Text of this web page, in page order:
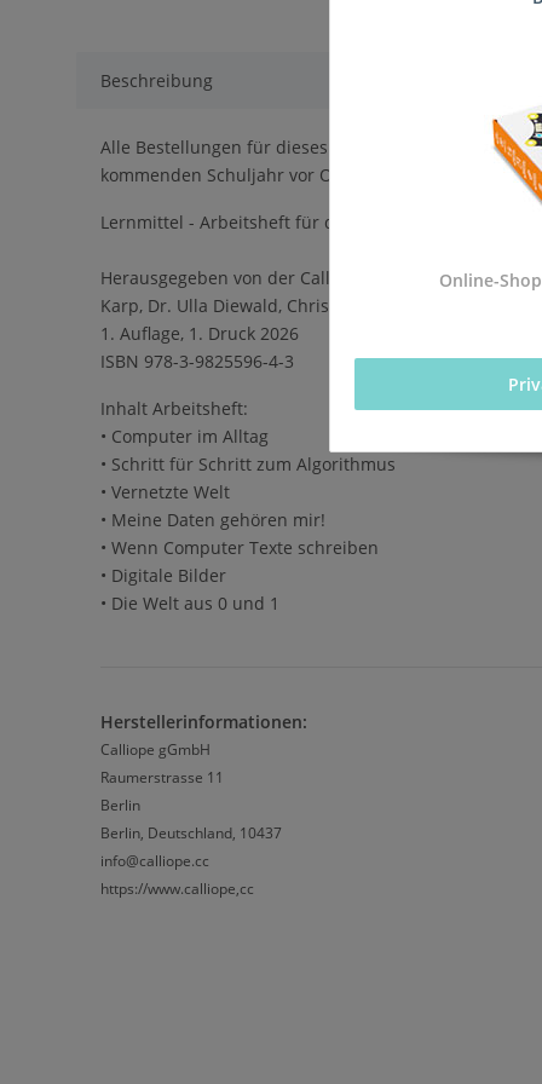
Beschreibung
Alle Bestellungen für dieses Produkt werden direkt
kommenden Schuljahr vor Ort sind.
Lernmittel - Arbeitsheft für die Einführung des
Herausgegeben von der Calliope gGmbH in
Karp, Dr. Ulla Diewald, Christian Heinz, Oliver
1. Auflage, 1. Druck 2026
ISBN 978-3-9825596-4-3
Inhalt Arbeitsheft:
• Computer im Alltag
• Schritt für Schritt zum Algorithmus
• Vernetzte Welt
• Meine Daten gehören mir!
• Wenn Computer Texte schreiben
• Digitale Bilder
• Die Welt aus 0 und 1
Herstellerinformationen:
Calliope gGmbH
Raumerstrasse 11
Berlin
Berlin, Deutschland, 10437
info@calliope.cc
https://www.calliope,cc
Online-